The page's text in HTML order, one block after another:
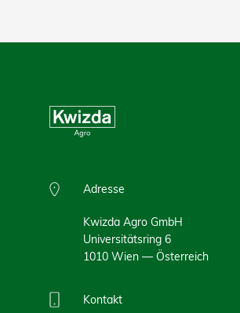
Adresse
Kwizda Agro GmbH
Universitätsring 6
1010 Wien — Österreich
Kontakt